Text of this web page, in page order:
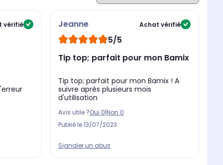
vérifié Jeanne Achat vérifié
5/5
Tip top; parfait pour mon Bamix
Tip top; parfait pour mon Bamix ! A
suivre après plusieurs mois
d'utilisation
Avis utile ?Oui 0|Non 0
Publié le13/07/2023
Signaler un abus